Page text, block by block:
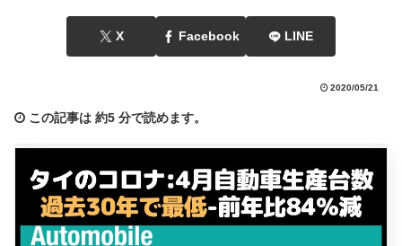
X Facebook LINE
2020/05/21
この記事は 約5 分で読めます。